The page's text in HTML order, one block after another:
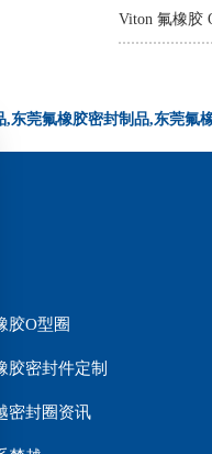
东莞氟橡胶密封制品,东莞氟
胶O型圈
胶密封件定制
密封圈资讯